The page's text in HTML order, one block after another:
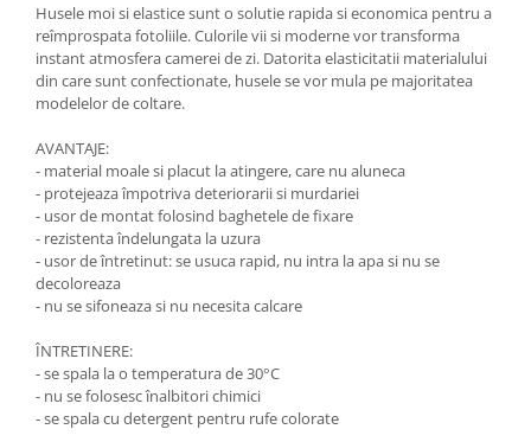
Husele moi si elastice sunt o solutie rapida si economica pentru a
reîmprospata fotoliile. Culorile vii si moderne vor transforma
instant atmosfera camerei de zi. Datorita elasticitatii materialului
din care sunt confectionate, husele se vor mula pe majoritatea
modelelor de coltare.
AVANTAJE:
- material moale si placut la atingere, care nu aluneca
- protejeaza împotriva deteriorarii si murdariei
- usor de montat folosind baghetele de fixare
- rezistenta îndelungata la uzura
- usor de întretinut: se usuca rapid, nu intra la apa si nu se
decoloreaza
- nu se sifoneaza si nu necesita calcare
ÎNTRETINERE:
- se spala la o temperatura de 30°C
- nu se folosesc înalbitori chimici
- se spala cu detergent pentru rufe colorate